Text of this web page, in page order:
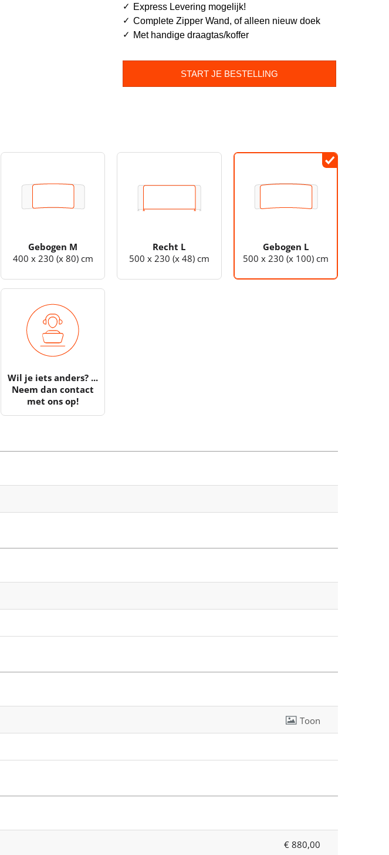
Express Levering mogelijk!
Complete Zipper Wand, of alleen nieuw doek
Met handige draagtas/koffer
START JE BESTELLING
Gebogen M
400 x 230 (x 80) cm
Recht L
500 x 230 (x 48) cm
Gebogen L
500 x 230 (x 100) cm
Wil je iets anders? ...
Neem dan contact
met ons op!
Toon
€ 880,00